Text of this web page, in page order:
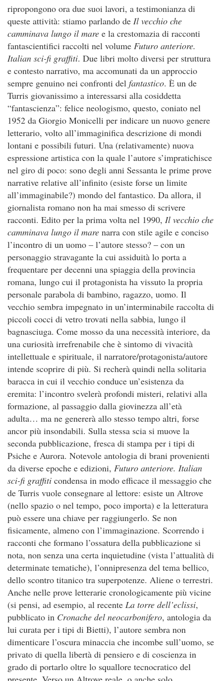
ripropongono ora due suoi lavori, a testimonianza di
queste attività: stiamo parlando de Il vecchio che
camminava lungo il mare e la crestomazia di racconti
fantascientifici raccolti nel volume Futuro anteriore.
Italian sci-fi graffiti. Due libri molto diversi per struttura
e contesto narrativo, ma accomunati da un approccio
sempre genuino nei confronti del fantastico. È un de
Turris giovanissimo a interessarsi alla cosiddetta
“fantascienza”: felice neologismo, questo, coniato nel
1952 da Giorgio Monicelli per indicare un nuovo genere
letterario, volto all’immaginifica descrizione di mondi
lontani e possibili futuri. Una (relativamente) nuova
espressione artistica con la quale l’autore s’impratichisce
nel giro di poco: sono degli anni Sessanta le prime prove
narrative relative all’infinito (esiste forse un limite
all’immaginabile?) mondo del fantastico. Da allora, il
giornalista romano non ha mai smesso di scrivere
racconti. Edito per la prima volta nel 1990, Il vecchio che
camminava lungo il mare narra con stile agile e conciso
l’incontro di un uomo – l’autore stesso? – con un
personaggio stravagante la cui assiduità lo porta a
frequentare per decenni una spiaggia della provincia
romana, lungo cui il protagonista ha vissuto la propria
personale parabola di bambino, ragazzo, uomo. Il
vecchio sembra impegnato in un’interminabile raccolta di
piccoli cocci di vetro trovati nella sabbia, lungo il
bagnasciuga. Come mosso da una necessità interiore, da
una curiosità irrefrenabile che è sintomo di vivacità
intellettuale e spirituale, il narratore/protagonista/autore
intende scoprire di più. Si recherà quindi nella solitaria
baracca in cui il vecchio conduce un’esistenza da
eremita: l’incontro svelerà profondi misteri, relativi alla
formazione, al passaggio dalla giovinezza all’età
adulta… ma ne genererà allo stesso tempo altri, forse
ancor più insondabili. Sulla stessa scia si muove la
seconda pubblicazione, fresca di stampa per i tipi di
Psiche e Aurora. Notevole antologia di brani provenienti
da diverse epoche e edizioni, Futuro anteriore. Italian
sci-fi graffiti condensa in modo efficace il messaggio che
de Turris vuole consegnare al lettore: esiste un Altrove
(nello spazio o nel tempo, poco importa) e la letteratura
può essere una chiave per raggiungerlo. Se non
fisicamente, almeno con l’immaginazione. Scorrendo i
racconti che formano l’ossatura della pubblicazione si
nota, non senza una certa inquietudine (vista l’attualità di
determinate tematiche), l’onnipresenza del tema bellico,
dello scontro titanico tra superpotenze. Aliene o terrestri.
Anche nelle prove letterarie cronologicamente più vicine
(si pensi, ad esempio, al recente La torre dell’eclissi,
pubblicato in Cronache del neocarbonifero, antologia da
lui curata per i tipi di Bietti), l’autore sembra non
dimenticare l’oscura minaccia che incombe sull’uomo, se
privato di quella libertà di pensiero e di coscienza in
grado di portarlo oltre lo squallore tecnocratico del